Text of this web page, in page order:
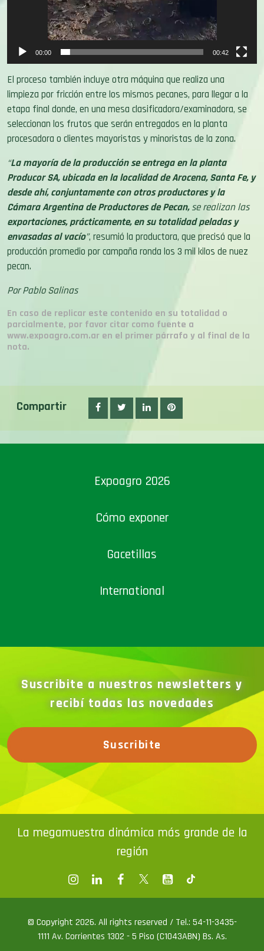
00:00 00:42
El proceso también incluye otra máquina que realiza una
limpieza por fricción entre los mismos pecanes, para llegar a la
etapa final donde, en una mesa clasificadora/examinadora, se
seleccionan los frutos que serán entregados en la planta
procesadora o clientes mayoristas y minoristas de la zona.
“La mayoría de la producción se entrega en la planta
Producor SA, ubicada en la localidad de Arocena, Santa Fe, y
desde ahí, conjuntamente con otros productores y la
Cámara Argentina de Productores de Pecan,se realizan las
exportaciones, prácticamente, en su totalidad peladas y
envasadas al vacío”, resumió la productora, que precisó que la
producción promedio por campaña ronda los 3 mil kilos de nuez
pecan.
Por Pablo Salinas
En caso de replicar este contenido en su totalidad o
parcialmente, por favor citar como fuente a
www.expoagro.com.ar en el primer párrafo y al final de la
nota.
Compartir
Expoagro 2026
Cómo exponer
Gacetillas
International
Suscribite a nuestros newsletters y
recibí todas las novedades
Suscribite
La megamuestra dinámica más grande de la
región
© Copyright 2026. All rights reserved / Tel.: 54-11-3435-
1111 Av. Corrientes 1302 - 5 Piso (C1043ABN) Bs. As.